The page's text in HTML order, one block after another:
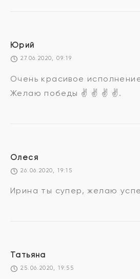
Юрий
27.06.2020, 09:19
Очень красивое
Желаю победы ✌ ✌ ✌ ✌.
Олеся
26.06.2020, 19:15
Ирина ты супер, желаю
Татьяна
25.06.2020, 19:55